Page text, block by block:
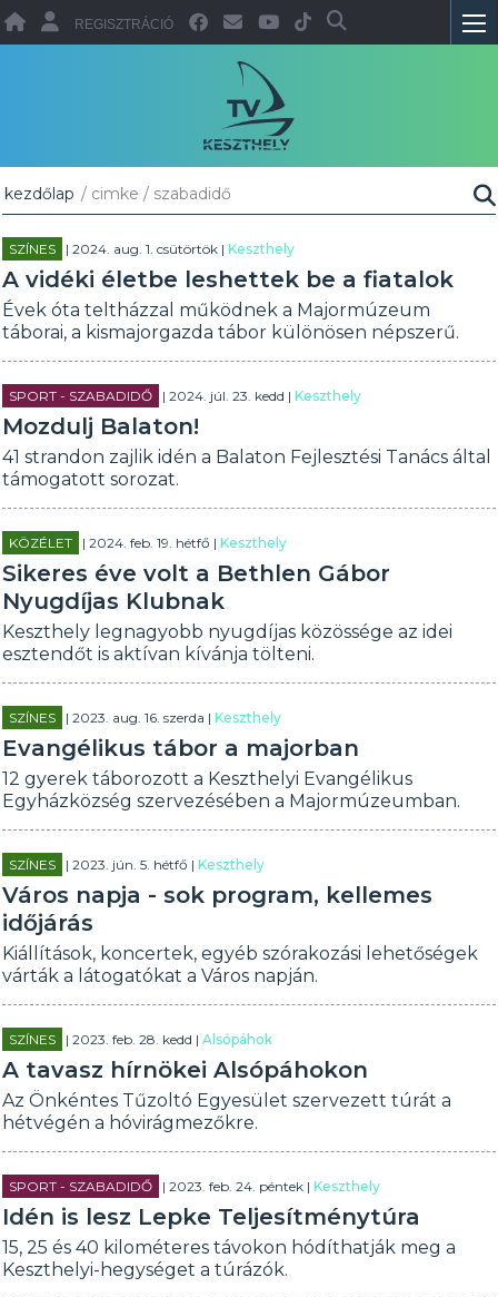
REGISZTRÁCIÓ
kezdőlap / cimke / szabadidő
SZÍNES | 2024. aug. 1. csütörtök |Keszthely
A vidéki életbe leshettek be a fiatalok
Évek óta teltházzal működnek a Majormúzeum
táborai, a kismajorgazda tábor különösen népszerű.
SPORT - SZABADIDŐ | 2024. júl. 23. kedd |Keszthely
Mozdulj Balaton!
41 strandon zajlik idén a Balaton Fejlesztési Tanács által
támogatott sorozat.
KÖZÉLET | 2024. feb. 19. hétfő |Keszthely
Sikeres éve volt a Bethlen Gábor
Nyugdíjas Klubnak
Keszthely legnagyobb nyugdíjas közössége az idei
esztendőt is aktívan kívánja tölteni.
SZÍNES | 2023. aug. 16. szerda |Keszthely
Evangélikus tábor a majorban
12 gyerek táborozott a Keszthelyi Evangélikus
Egyházközség szervezésében a Majormúzeumban.
SZÍNES | 2023. jún. 5. hétfő |Keszthely
Város napja - sok program, kellemes
időjárás
Kiállítások, koncertek, egyéb szórakozási lehetőségek
várták a látogatókat a Város napján.
SZÍNES | 2023. feb. 28. kedd |Alsópáhok
A tavasz hírnökei Alsópáhokon
Az Önkéntes Tűzoltó Egyesület szervezett túrát a
hétvégén a hóvirágmezőkre.
SPORT - SZABADIDŐ | 2023. feb. 24. péntek |Keszthely
Idén is lesz Lepke Teljesítménytúra
15, 25 és 40 kilométeres távokon hódíthatják meg a
Keszthelyi-hegységet a túrázók.